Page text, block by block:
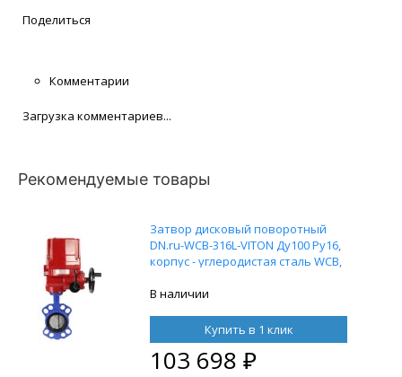
Поделиться
Комментарии
Загрузка комментариев...
Рекомендуемые товары
Затвор дисковый поворотный
DN.ru-WCB-316L-VITON Ду100 Ру16,
корпус - углеродистая сталь WCB,
уплотнение - VITON,
электроприводом DN.ru-EX-010 380
В
В наличии
Купить в 1 клик
103 698 ₽